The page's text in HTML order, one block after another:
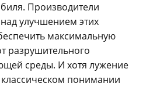
Производители
улучшением этих
максимальную
разрушительного
среды. И хотя лужение
понимании